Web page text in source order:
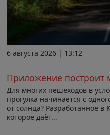
6 августа 2026 | 13:12
Приложение построит
Для многих пешеходов в
прогулка начинается с
от солнца? Разработанное
которое даёт...